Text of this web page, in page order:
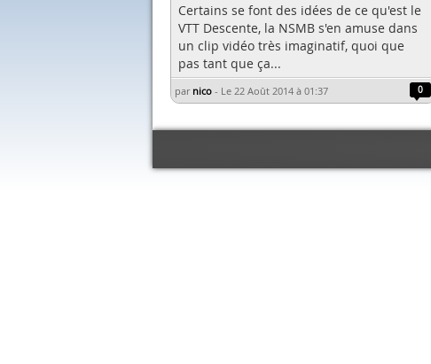
Certains se font des idées de ce qu'est le
VTT Descente, la NSMB s'en amuse dans
un clip vidéo très imaginatif, quoi que
pas tant que ça...
par nico - Le 22 Août 2014 à 01:37 0